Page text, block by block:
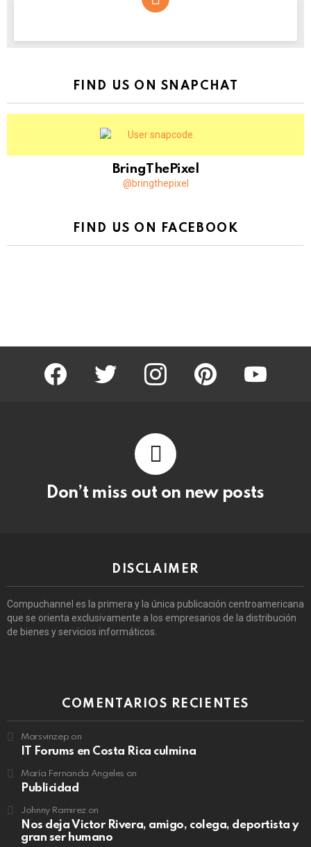
FIND US ON SNAPCHAT
BringThePixel
@bringthepixel
FIND US ON FACEBOOK
facebook twitter instagram pinterest youtube
Don’t miss out on new posts
DISCLAIMER
Compuchannel es la primera y la única publicación centroamericana
que se orienta exclusivamente a los empresarios de la distribución
de bienes y servicios informáticos.
COMENTARIOS RECIENTES
Marsvinzep on
IT Forums en Costa Rica culmina
María Fernanda Angeles on
Publicidad
Johnny Ramirezon
Nos deja Victor Rivera, amigo, colega, deportista y
gran ser humano